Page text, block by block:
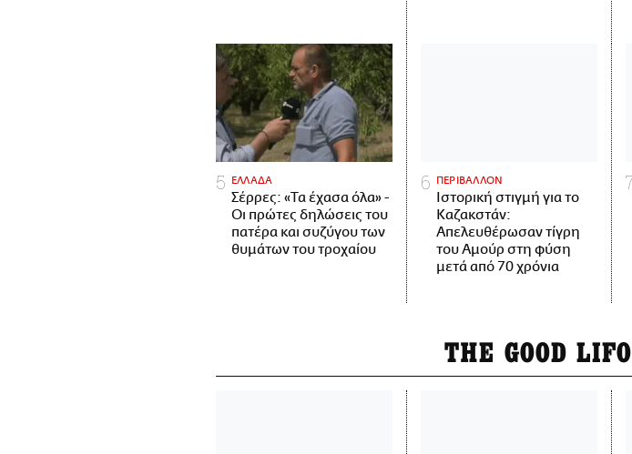
ΕΛΛΑΔΑ
Σέρρες: «Τα έχασα όλα» -
Οι πρώτες δηλώσεις του
πατέρα και συζύγου των
θυμάτων του τροχαίου
ΠΕΡΙΒΑΛΛΟΝ
Ιστορική στιγμή για το
Καζακστάν:
Απελευθέρωσαν τίγρη
του Αμούρ στη φύση
μετά από 70 χρόνια
THE GOOD LIFO